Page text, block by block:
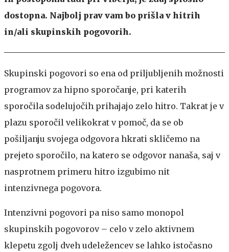
dostopna. Najbolj prav vam bo prišla v hitrih
in/ali skupinskih pogovorih.
Skupinski pogovori so ena od priljubljenih možnosti
programov za hipno sporočanje, pri katerih
sporočila sodelujočih prihajajo zelo hitro. Takrat je v
plazu sporočil velikokrat v pomoč, da se ob
pošiljanju svojega odgovora hkrati skličemo na
prejeto sporočilo, na katero se odgovor nanaša, saj v
nasprotnem primeru hitro izgubimo nit
intenzivnega pogovora.
Intenzivni pogovori pa niso samo monopol
skupinskih pogovorov – celo v zelo aktivnem
klepetu zgolj dveh udeležencev se lahko istočasno